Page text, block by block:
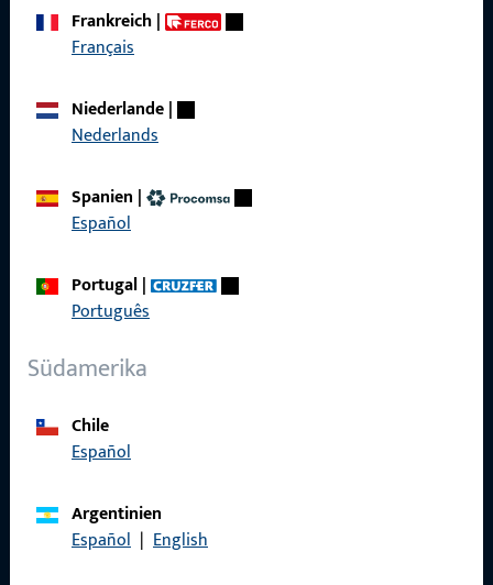
zuverlässig.Frankreich|
Français
Niederlande|
Nederlands
Spanien |
Español
Portugal|
Português
Südamerika
Chile
Español
Argentinien
Español | English
Allgemeines
Schnelleinstieg